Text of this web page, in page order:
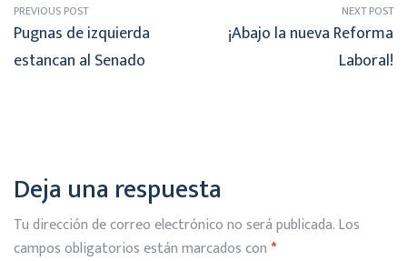
PREVIOUS POST
Pugnas de izquierda
estancan al Senado
NEXT POST
¡Abajo la nueva Reforma
Laboral!
Deja una respuesta
Tu dirección de correo electrónico no será publicada.Los
campos obligatorios están marcados con*